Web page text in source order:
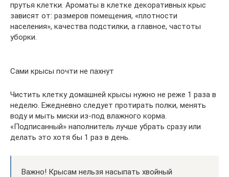
прутья клетки. Ароматы в клетке декоративных крыс
зависят от: размеров помещения, «плотности
населения», качества подстилки, а главное, частоты
уборки.
Сами крысы почти не пахнут
Чистить клетку домашней крысы нужно не реже 1 раза в
неделю. Ежедневно следует протирать полки, менять
воду и мыть миски из-под влажного корма.
«Подписанный» наполнитель лучше убрать сразу или
делать это хотя бы 1 раз в день.
Важно! Крысам нельзя насыпать хвойный